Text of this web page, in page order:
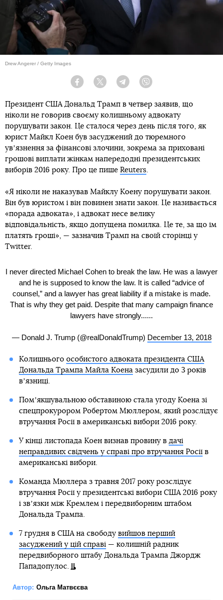
Drew Angerer / Getty Images
Facebook Twitter Telegram
Президент США Дональд Трамп в четвер заявив, що
ніколи не говорив своєму колишньому адвокату
порушувати закон. Це сталося через день після того, як
юрист Майкл Коен був засуджений до тюремного
увʼязнення за фінансові злочини, зокрема за приховані
грошові виплати жінкам напередодні президентських
виборів 2016 року. Про це пише Reuters.
«Я ніколи не наказував Майклу Коену порушувати закон.
Він був юристом і він повинен знати закон. Це називається
«порада адвоката», і адвокат несе велику
відповідальність, якщо допущена помилка. Це те, за що їм
платять гроші», — зазначив Трамп на своїй сторінці у
Twitter.
I never directed Michael Cohen to break the law. He was a lawyer
and he is supposed to know the law. It is called “advice of
counsel,” and a lawyer has great liability if a mistake is made.
That is why they get paid. Despite that many campaign finance
lawyers have strongly......
— Donald J. Trump (@realDonaldTrump) December 13, 2018
Колишнього особистого адвоката президента США
Дональда Трампа Майла Коеназасудили до 3 років
вʼязниці.
Помʼякшувальною обставиною стала угоду Коена зі
спецпрокурором Робертом Мюллером, який розслідує
втручання Росії в американські вибори 2016 року.
У кінці листопада Коен визнав провину в дачі
неправдивих свідчень у справі про втручання Росіїв
американські вибори.
Команда Мюллера з травня 2017 року розслідує
втручання Росії у президентські вибори США 2016 року
і звʼязки між Кремлем і передвиборним штабом
Дональда Трампа.
7 грудня в США на свободу вийшов перший
засуджений у цій справі— колишній радник
передвиборного штабу Дональда Трампа Джордж
Пападопулос.
Автор: Ольга Матвєєва